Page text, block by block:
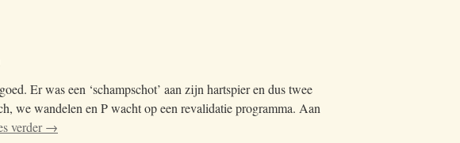
Er was een ‘schampschot’ aan zijn hartspier en dus twee
we wandelen en P wacht op een revalidatie programma. Aan
verder→